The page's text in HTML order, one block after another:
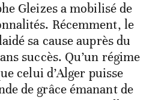
Gleizes a mobilisé de
Récemment, le
sa cause auprès du
succès. Qu’un régime
celui d’Alger puisse
de grâce émanant de